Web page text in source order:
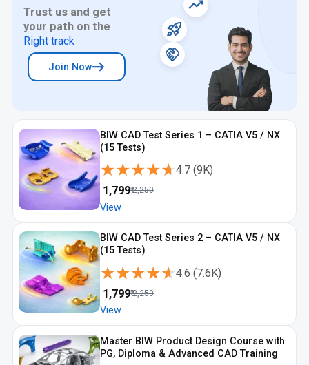
duratura nel tempo.
Trust us and get
your path on the
Right track
Join Now
BIW CAD Test Series 1 – CATIA V5 / NX
(15 Tests)
★★★★★
★★★★★4.7 (9K)
1,799₹2,250
View
BIW CAD Test Series 2 – CATIA V5 / NX
(15 Tests)
★★★★★
★★★★★4.6 (7.6K)
1,799₹2,250
View
Master BIW Product Design Course with
PG, Diploma & Advanced CAD Training